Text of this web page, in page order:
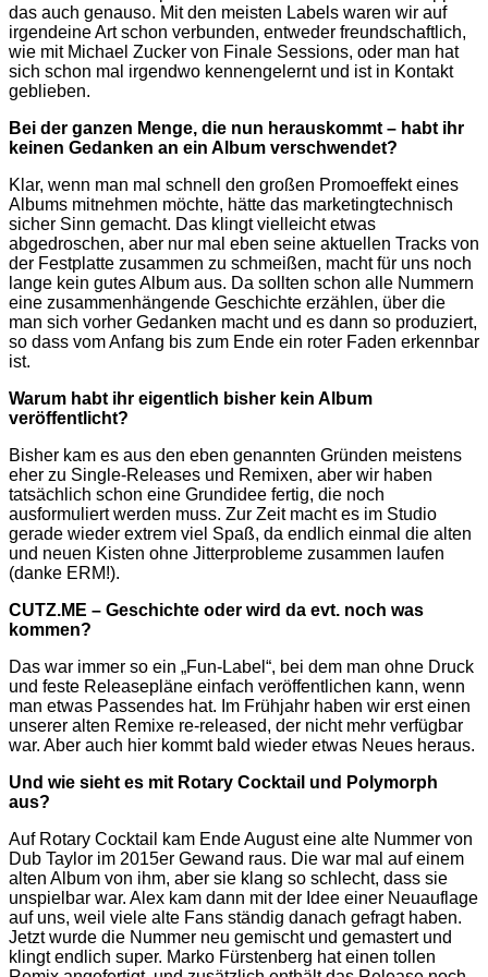
das auch genauso. Mit den meisten Labels waren wir auf
irgendeine Art schon verbunden, entweder freundschaftlich,
wie mit Michael Zucker von Finale Sessions, oder man hat
sich schon mal irgendwo kennengelernt und ist in Kontakt
geblieben.
Bei der ganzen Menge, die nun herauskommt – habt ihr
keinen Gedanken an ein Album verschwendet?
Klar, wenn man mal schnell den großen Promoeffekt eines
Albums mitnehmen möchte, hätte das marketingtechnisch
sicher Sinn gemacht. Das klingt vielleicht etwas
abgedroschen, aber nur mal eben seine aktuellen Tracks von
der Festplatte zusammen zu schmeißen, macht für uns noch
lange kein gutes Album aus. Da sollten schon alle Nummern
eine zusammenhängende Geschichte erzählen, über die
man sich vorher Gedanken macht und es dann so produziert,
so dass vom Anfang bis zum Ende ein roter Faden erkennbar
ist.
Warum habt ihr eigentlich bisher kein Album
veröffentlicht?
Bisher kam es aus den eben genannten Gründen meistens
eher zu Single-Releases und Remixen, aber wir haben
tatsächlich schon eine Grundidee fertig, die noch
ausformuliert werden muss. Zur Zeit macht es im Studio
gerade wieder extrem viel Spaß, da endlich einmal die alten
und neuen Kisten ohne Jitterprobleme zusammen laufen
(danke ERM!).
CUTZ.ME – Geschichte oder wird da evt. noch was
kommen?
Das war immer so ein „Fun-Label“, bei dem man ohne Druck
und feste Releasepläne einfach veröffentlichen kann, wenn
man etwas Passendes hat. Im Frühjahr haben wir erst einen
unserer alten Remixe re-released, der nicht mehr verfügbar
war. Aber auch hier kommt bald wieder etwas Neues heraus.
Und wie sieht es mit Rotary Cocktail und Polymorph
aus?
Auf Rotary Cocktail kam Ende August eine alte Nummer von
Dub Taylor im 2015er Gewand raus. Die war mal auf einem
alten Album von ihm, aber sie klang so schlecht, dass sie
unspielbar war. Alex kam dann mit der Idee einer Neuauflage
auf uns, weil viele alte Fans ständig danach gefragt haben.
Jetzt wurde die Nummer neu gemischt und gemastert und
klingt endlich super. Marko Fürstenberg hat einen tollen